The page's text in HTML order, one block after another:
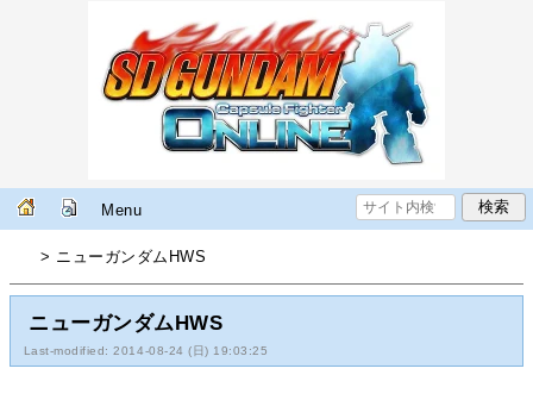
Menu
> ニューガンダムHWS
ニューガンダムHWS
Last-modified: 2014-08-24 (日) 19:03:25